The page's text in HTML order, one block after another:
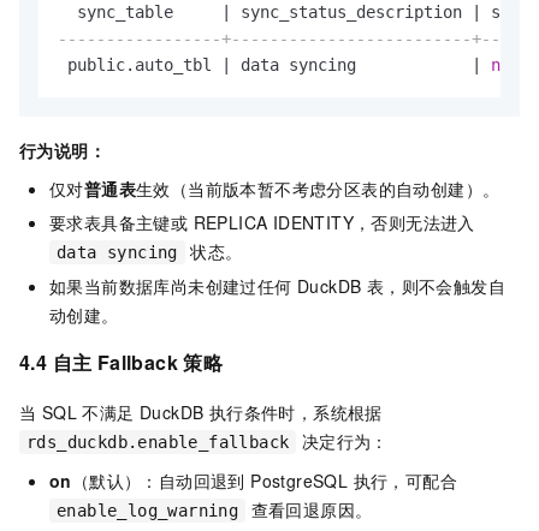
  sync_table
sync_status_description
-----------------+-------------------------
public.auto_tbl
data syncing no
行为说明：
仅对普通表生效（当前版本暂不考虑分区表的自动创建）。
要求表具备主键或 REPLICA IDENTITY，否则无法进入
data syncing
状态。
如果当前数据库尚未创建过任何 DuckDB 表，则不会触发自
动创建。
4.4 自主 Fallback 策略
当 SQL 不满足 DuckDB 执行条件时，系统根据
rds_duckdb.enable_fallback
决定行为：
on （默认）：自动回退到 PostgreSQL 执行，可配合
enable_log_warning
查看回退原因。